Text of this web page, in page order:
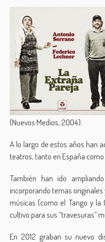
(Nuevos Medios, 2004).
A lo largo de estos años han
teatros, tanto en España
También han ido
incorporando temas
músicas (como el Tango y la
cultivo para sus “travesuras”
En 2012 graban su nuevo